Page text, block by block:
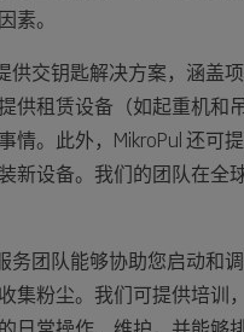
素。
供交钥匙解决方案，涵盖
供租赁设备（如起重机和
情。此外，MikroPul 还可
新设备。我们的团队在全
务团队能够协助您启动和
集粉尘。我们可提供培训